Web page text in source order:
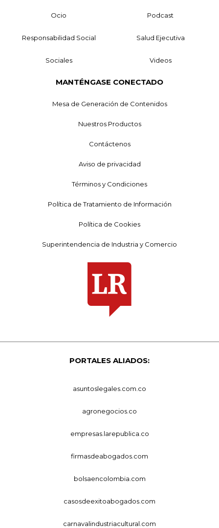
Ocio Podcast
Responsabilidad Social Salud Ejecutiva
Sociales Videos
MANTÉNGASE CONECTADO
Mesa de Generación de Contenidos
Nuestros Productos
Contáctenos
Aviso de privacidad
Términos y Condiciones
Política de Tratamiento de Información
Política de Cookies
Superintendencia de Industria y Comercio
PORTALES ALIADOS:
asuntoslegales.com.co
agronegocios.co
empresas.larepublica.co
firmasdeabogados.com
bolsaencolombia.com
casosdeexitoabogados.com
carnavalindustriacultural.com